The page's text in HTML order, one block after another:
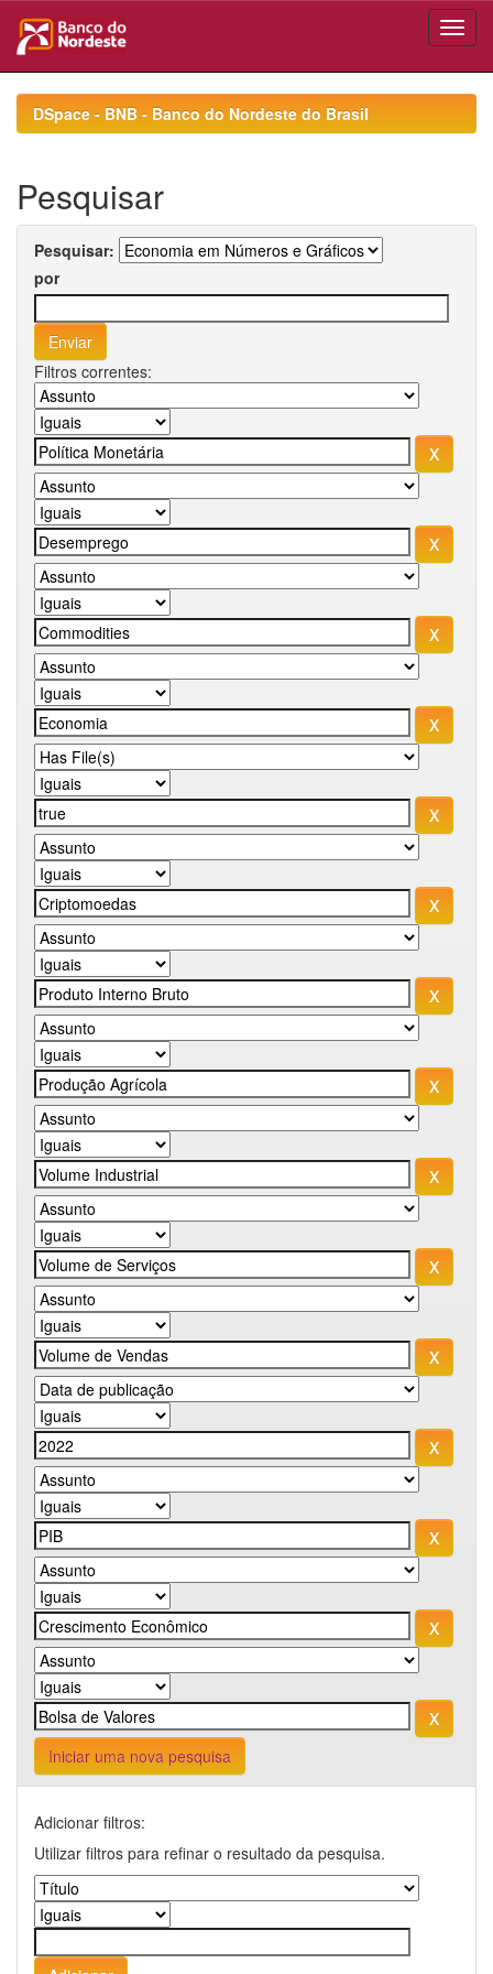
navigationDSpace - BNB - Banco do Nordeste do Brasil
Pesquisar
Pesquisar:
por
Filtros correntes:
Iniciar uma nova pesquisa
Adicionar filtros:
Utilizar filtros para refinar o resultado da pesquisa.